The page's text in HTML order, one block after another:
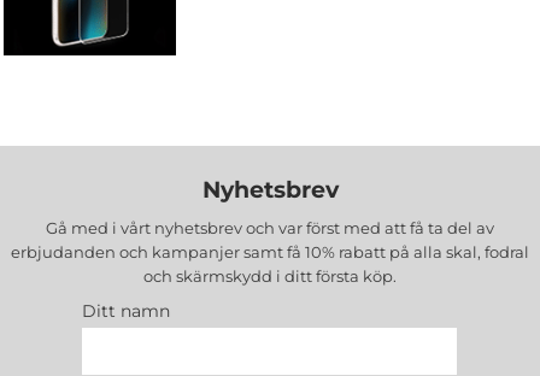
Nyhetsbrev
Gå med i vårt nyhetsbrev och var först med att få ta del av
erbjudanden och kampanjer samt få 10% rabatt på alla skal, fodral
och skärmskydd i ditt första köp.
Ditt namn